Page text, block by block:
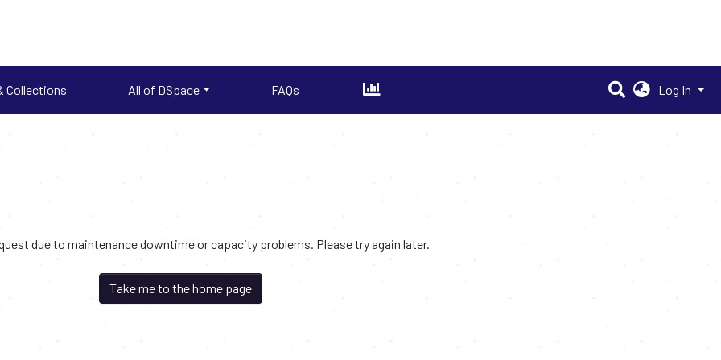
Collections All of DSpace FAQs Log In
due to maintenance downtime or capacity problems. Please try again later.
Take me to the home page